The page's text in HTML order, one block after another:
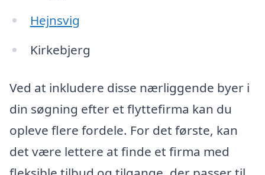
Hejnsvig
Kirkebjerg
Ved at inkludere disse nærliggende byer i
din søgning efter et flyttefirma kan du
opleve flere fordele. For det første, kan
det være lettere at finde et firma med